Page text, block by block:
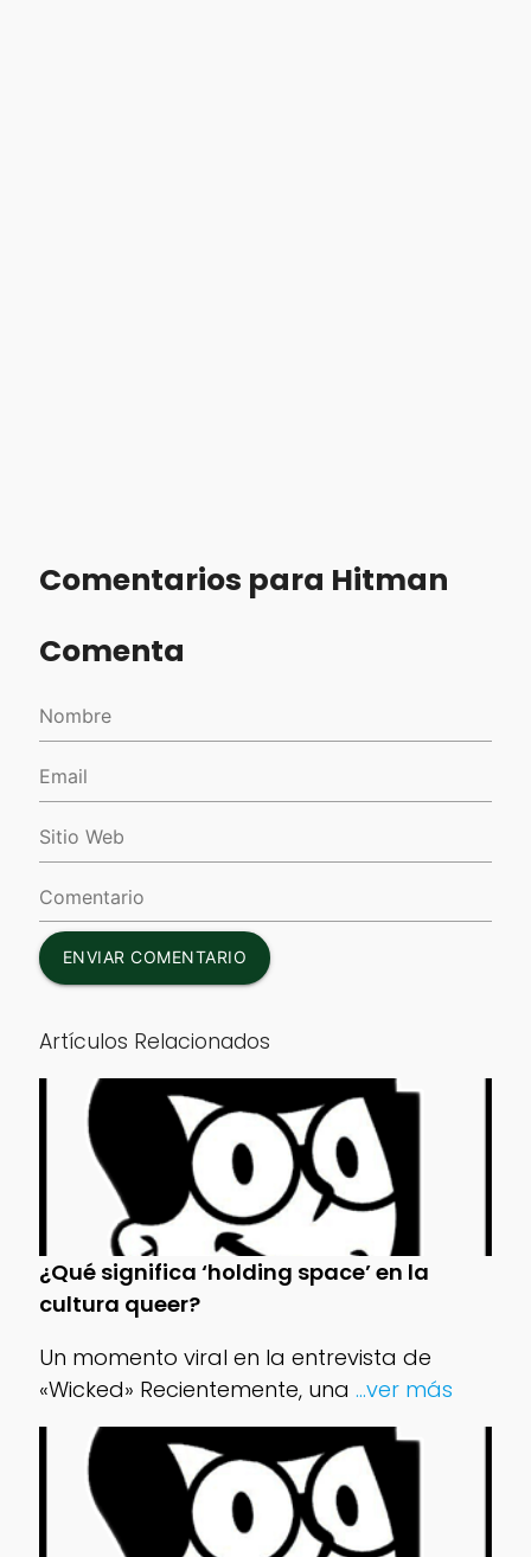
Comentarios para Hitman
Comenta
ENVIAR COMENTARIO
Artículos Relacionados
¿Qué significa ‘holding space’ en la
cultura queer?
Un momento viral en la entrevista de
«Wicked» Recientemente, una ...ver más